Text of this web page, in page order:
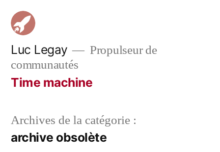
Aller
contenu
Luc Legay
Propulseur de
communautés
Time machine
Archives de la catégorie :
archive obsolète